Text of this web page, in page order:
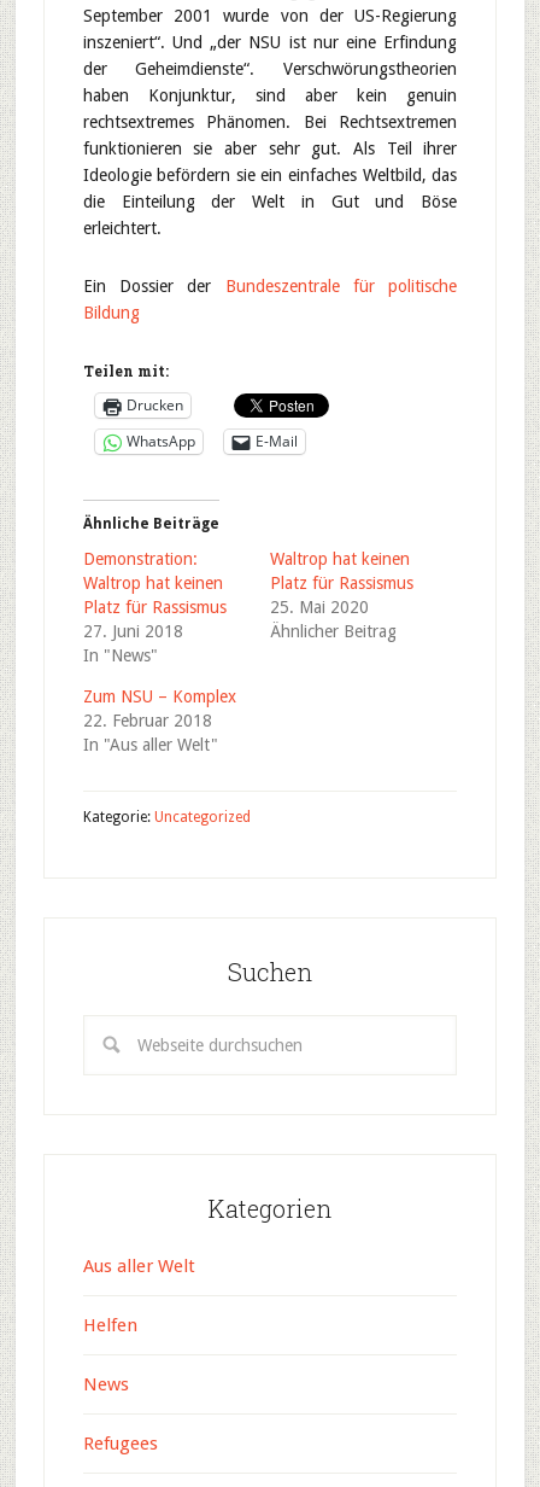
September 2001 wurde von der US-Regierung
inszeniert“. Und „der NSU ist nur eine Erfindung
der Geheimdienste“. Verschwörungstheorien
haben Konjunktur, sind aber kein genuin
rechtsextremes Phänomen. Bei Rechtsextremen
funktionieren sie aber sehr gut. Als Teil ihrer
Ideologie befördern sie ein einfaches Weltbild, das
die Einteilung der Welt in Gut und Böse
erleichtert.
Ein Dossier der Bundeszentrale für politische
Bildung
Teilen mit:
Drucken
WhatsApp
E-Mail
Ähnliche Beiträge
Demonstration:
Waltrop hat keinen
Platz für Rassismus
27. Juni 2018
In "News"
Waltrop hat keinen
Platz für Rassismus
25. Mai 2020
Ähnlicher Beitrag
Zum NSU – Komplex
22. Februar 2018
In "Aus aller Welt"
Kategorie: Uncategorized
Suchen
Kategorien
Aus aller Welt
Helfen
News
Refugees